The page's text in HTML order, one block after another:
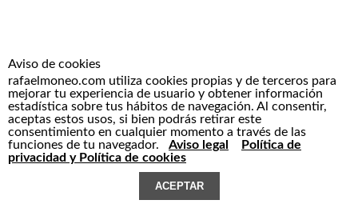
Aviso de cookies
rafaelmoneo.com utiliza cookies propias y de terceros para
mejorar tu experiencia de usuario y obtener información
estadística sobre tus hábitos de navegación. Al consentir,
aceptas estos usos, si bien podrás retirar este
consentimiento en cualquier momento a través de las
funciones de tu navegador. Aviso legal
Política de
privacidad y Política de cookies
ACEPTAR